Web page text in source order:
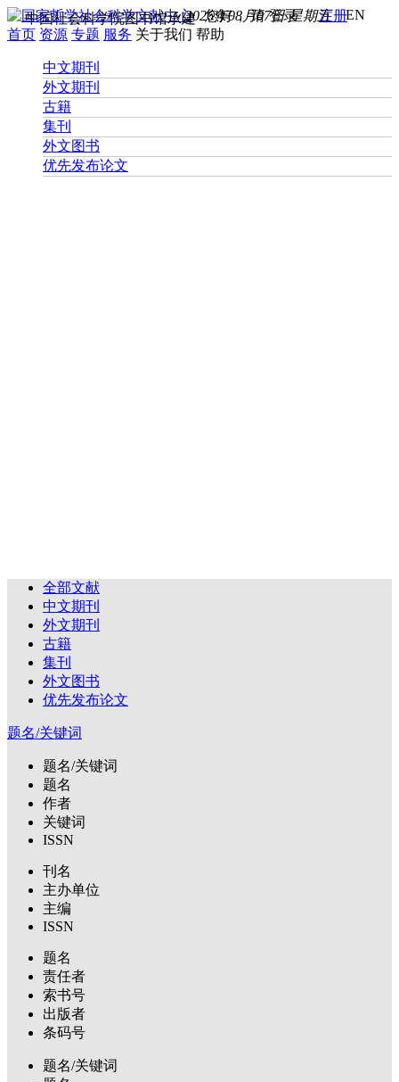
您好， 请登录 注册EN
2026年08月07日 星期五
中国社会科学院图书馆承建
首页 资源 专题 服务 关于我们 帮助
中文期刊
外文期刊
古籍
集刊
外文图书
优先发布论文
全部文献
中文期刊
外文期刊
古籍
集刊
外文图书
优先发布论文
题名/关键词
题名/关键词
题名
作者
关键词
ISSN
刊名
主办单位
主编
ISSN
题名
责任者
索书号
出版者
条码号
题名/关键词